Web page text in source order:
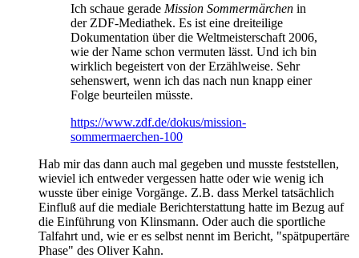
Ich schaue gerade Mission Sommermärchen in
der ZDF-Mediathek. Es ist eine dreiteilige
Dokumentation über die Weltmeisterschaft 2006,
wie der Name schon vermuten lässt. Und ich bin
wirklich begeistert von der Erzählweise. Sehr
sehenswert, wenn ich das nach nun knapp einer
Folge beurteilen müsste.
https://www.zdf.de/dokus/mission-
sommermaerchen-100
Hab mir das dann auch mal gegeben und musste feststellen,
wieviel ich entweder vergessen hatte oder wie wenig ich
wusste über einige Vorgänge. Z.B. dass Merkel tatsächlich
Einfluß auf die mediale Berichterstattung hatte im Bezug auf
die Einführung von Klinsmann. Oder auch die sportliche
Talfahrt und, wie er es selbst nennt im Bericht, "spätpupertäre
Phase" des Oliver Kahn.